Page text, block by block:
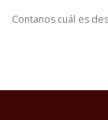
Contanos cuál es